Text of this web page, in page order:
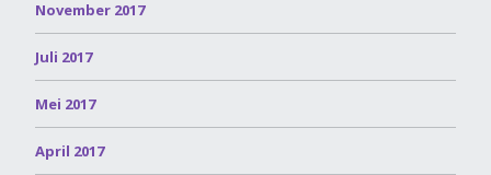
November 2017
Juli 2017
Mei 2017
April 2017